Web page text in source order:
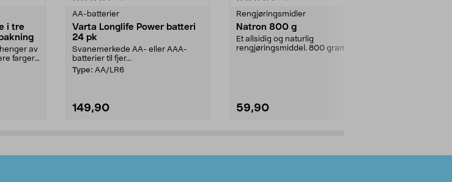
i tre
av
farger.
AA-batterier
Varta Longlife Power batteri
24 pk
Svanemerkede AA- eller AAA-
batterier til fjer...
Type: AA/LR6
149,90
Rengjøringsmidler
Natron 800 g
Et allsidig og naturlig
rengjøringsmiddel. 800 gram
59,90